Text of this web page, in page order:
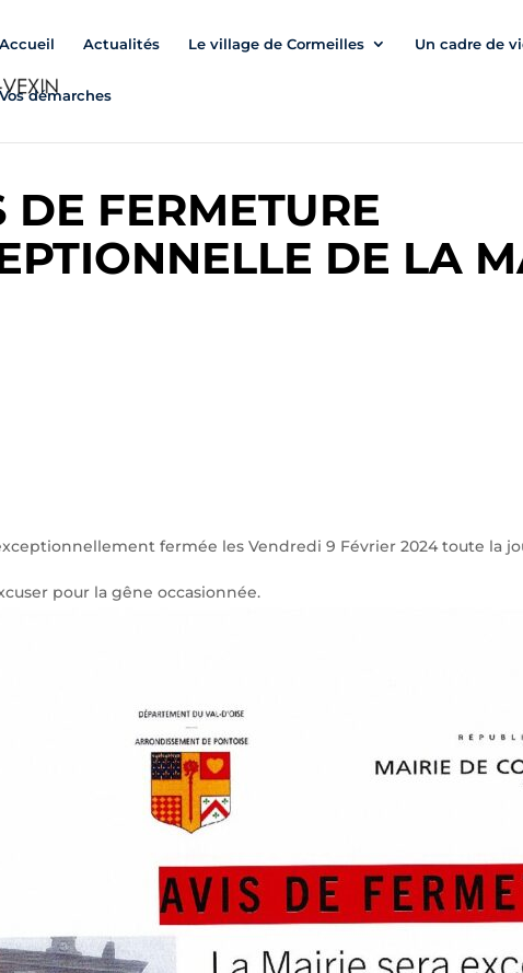
Accueil Actualités Le village de Cormeilles Un cadre de
Vos démarches
DE FERMETURE
DE LA
fermée les Vendredi 9 Février 2024 toute la
pour la gêne occasionnée.